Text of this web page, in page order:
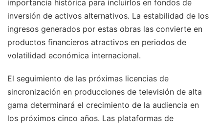
importancia histórica para incluirlos en fondos de
inversión de activos alternativos. La estabilidad de los
ingresos generados por estas obras las convierte en
productos financieros atractivos en periodos de
volatilidad económica internacional.
El seguimiento de las próximas licencias de
sincronización en producciones de televisión de alta
gama determinará el crecimiento de la audiencia en
los próximos cinco años. Las plataformas de